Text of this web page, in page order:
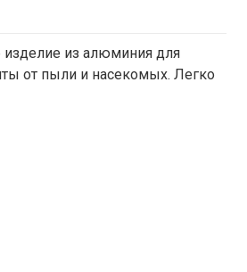
из алюминия для
от пыли и насекомых. Легко